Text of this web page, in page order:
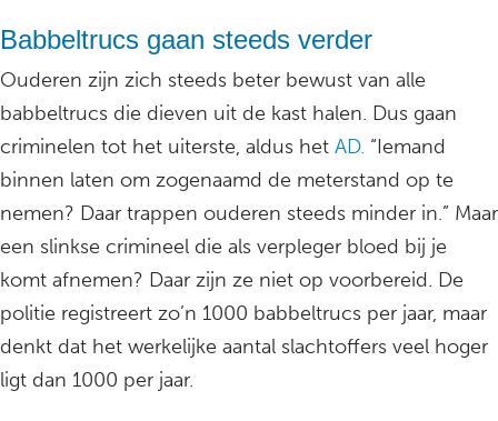
Babbeltrucs gaan steeds verder
Ouderen zijn zich steeds beter bewust van alle
babbeltrucs die dieven uit de kast halen. Dus gaan
criminelen tot het uiterste, aldus het AD. “Iemand
binnen laten om zogenaamd de meterstand op te
nemen? Daar trappen ouderen steeds minder in.” Maar
een slinkse crimineel die als verpleger bloed bij je
komt afnemen? Daar zijn ze niet op voorbereid. De
politie registreert zo’n 1000 babbeltrucs per jaar, maar
denkt dat het werkelijke aantal slachtoffers veel hoger
ligt dan 1000 per jaar.